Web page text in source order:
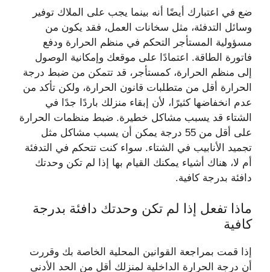
ضع في اعتبارك أيضًا أنه بينما يجب على الملاك توفير
وسائل التدفئة، مثل سخانات العمل، فقد يكون من
مسؤولية المستأجر التحكم في منظم الحرارة ودفع
فاتورة الطاقة. اعتمادًا على موقعك وإمكانية الوصول
إلى منظم الحرارة، كمستأجر، قد تتمكن من ضبط درجة
الحرارة أقل من متطلبات قانون الحرارة، ولكن تأكد من
عدم انخفاضها كثيرًا، لأن إبقاء منزلك باردًا جدًا في
الشتاء قد يسبب مشاكل خطيرة. ضبط منظمات الحرارة
على أقل من 55 درجة يمكن أن يسبب مشاكل مثل
تجميد الأنابيب في الشتاء. سواء كنت تتحكم في التدفئة
أم لا، هناك أشياء يمكنك القيام بها إذا لم تكن وحدتك
دافئة بدرجة كافية.
ماذا تفعل إذا لم تكن وحدتك دافئة بدرجة
كافية
إذا قمت بمراجعة القوانين المحلية الخاصة بك وقررت
أن درجة الحرارة الداخلية لمنزلك أقل من الحد الأدنى